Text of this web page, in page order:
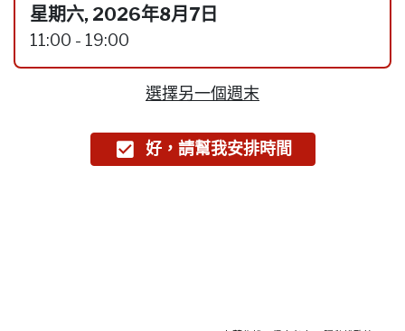
星期六, 2026年8月7日
11:00 - 19:00
選擇另一個週末
好，請幫我安排時間